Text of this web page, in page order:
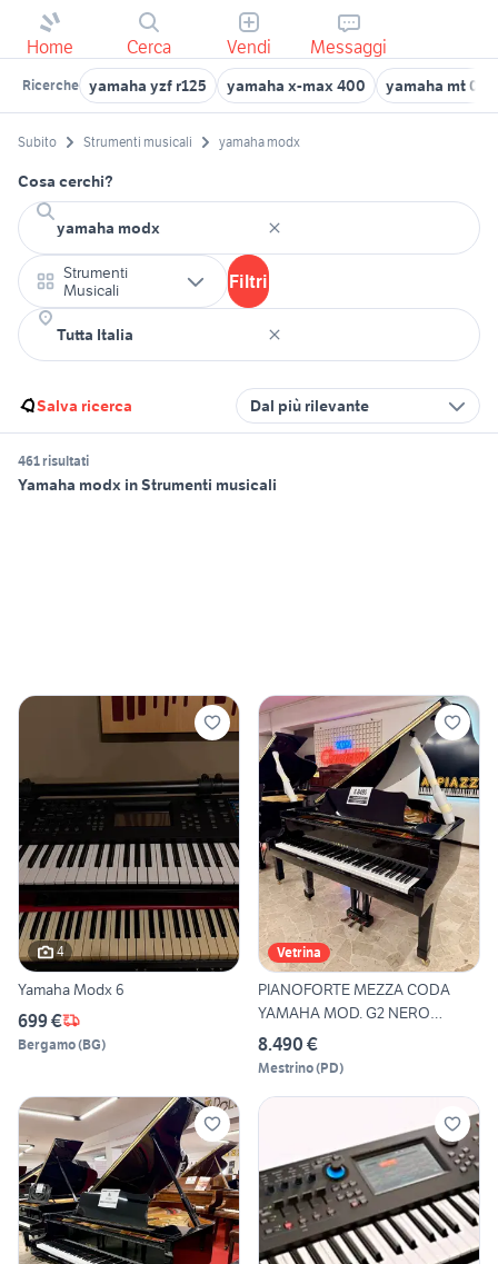
Home Cerca Vendi Messaggi
Ricerche yamaha yzf r125 yamaha x-max 400 yamaha mt 03
Subito Strumenti musicali yamaha modx
Cosa cerchi?
Strumenti
Musicali
Filtri
Salva ricerca Dal più rilevante
461 risultati
Yamaha modx in Strumenti musicali
4
Yamaha Modx 6
699 €
Bergamo(BG)
Vetrina
PIANOFORTE MEZZA CODA
YAMAHA MOD. G2 NERO
LUCIDO
8.490 €
Mestrino(PD)